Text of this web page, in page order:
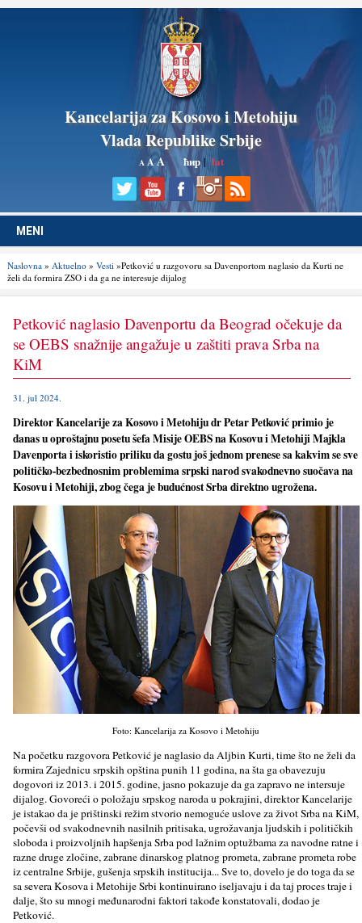
Kancelarija za Kosovo i Metohiju
Vlada Republike Srbije
A AA ћир|lat
MENI
Naslovna» Aktuelno» Vesti»Petković u razgovoru sa Davenportom naglasio da Kurti ne
želi da formira ZSO i da ga ne interesuje dijalog
Petković naglasio Davenportu da Beograd očekuje da
se OEBS snažnije angažuje u zaštiti prava Srba na
KiM
31. jul 2024.
Direktor Kancelarije za Kosovo i Metohiju dr Petar Petković primio je
danas u oproštajnu posetu šefa Misije OEBS na Kosovu i Metohiji Majkla
Davenporta i iskoristio priliku da gostu još jednom prenese sa kakvim se sve
političko-bezbednosnim problemima srpski narod svakodnevno suočava na
Kosovu i Metohiji, zbog čega je budućnost Srba direktno ugrožena.
Foto: Kancelarija za Kosovo i Metohiju
Na početku razgovora Petković je naglasio da Aljbin Kurti, time što ne želi da
formira Zajednicu srpskih opština punih 11 godina, na šta ga obavezuju
dogovori iz 2013. i 2015. godine, jasno pokazuje da ga zapravo ne intersuje
dijalog. Govoreći o položaju srpskog naroda u pokrajini, direktor Kancelarije
je istakao da je prištinski režim stvorio nemoguće uslove za život Srba na KiM,
počevši od svakodnevnih nasilnih pritisaka, ugrožavanja ljudskih i političkih
sloboda i proizvoljnih hapšenja Srba pod lažnim optužbama za navodne ratne i
razne druge zločine, zabrane dinarskog platnog prometa, zabrane prometa robe
iz centralne Srbije, gušenja srpskih institucija... Sve to, dovelo je do toga da se
sa severa Kosova i Metohije Srbi kontinuirano iseljavaju i da taj proces traje i
dalje, što su mnogi međunarodni faktori takođe konstatovali, dodao je
Petković.